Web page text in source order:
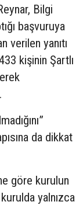
Bilgi
başvuruya
verilen yanıtı
kişinin Şartlı
da dikkat
göre kurulun
yalnızca